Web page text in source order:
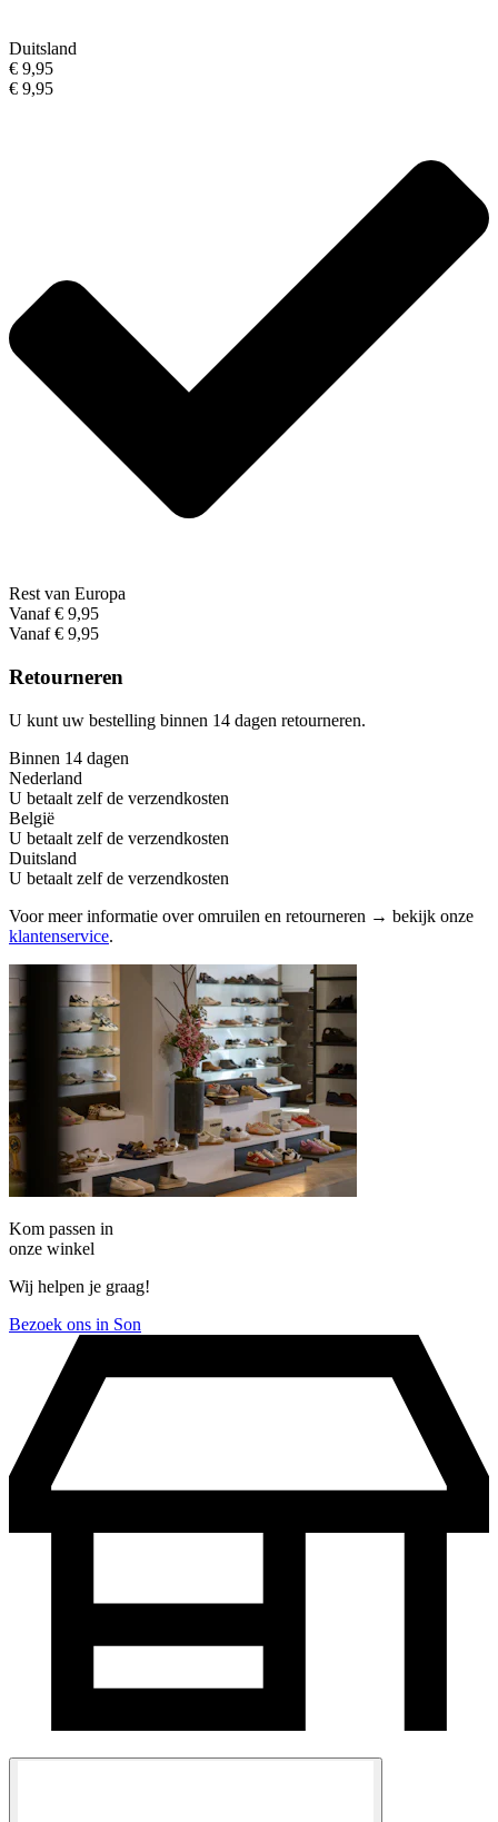
Duitsland
€ 9,95
€ 9,95
Rest van Europa
Vanaf € 9,95
Vanaf € 9,95
Retourneren
U kunt uw bestelling binnen 14 dagen retourneren.
Binnen 14 dagen
Nederland
U betaalt zelf de verzendkosten
België
U betaalt zelf de verzendkosten
Duitsland
U betaalt zelf de verzendkosten
Voor meer informatie over omruilen en retourneren → bekijk onze
klantenservice.
Kom passen in
onze winkel
Wij helpen je graag!
Bezoek ons in Son